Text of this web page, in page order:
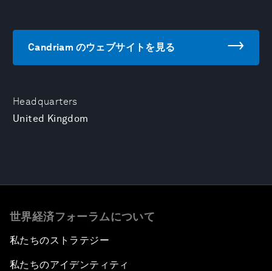
Headquarters
United Kingdom
Candriam のウェブサイトを見る
世界経済フォーラムについて
私たちのストラテジー
私たちのアイデンティティ